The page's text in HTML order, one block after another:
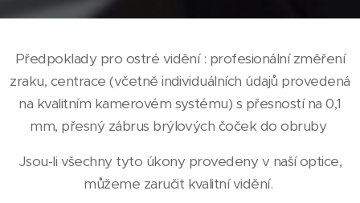
Předpoklady pro ostré vidění : profesionální změření
zraku, centrace (včetně individuálních údajů provedená
na kvalitním kamerovém systému) s přesností na 0,1
mm, přesný zábrus brýlových čoček do obruby
Jsou-li všechny tyto úkony provedeny v naší optice,
můžeme zaručit kvalitní vidění.